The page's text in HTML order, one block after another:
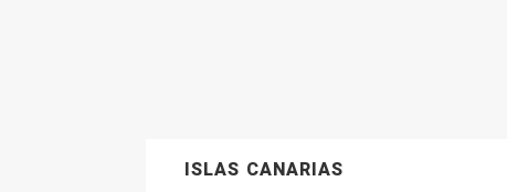
ISLAS CANARIAS